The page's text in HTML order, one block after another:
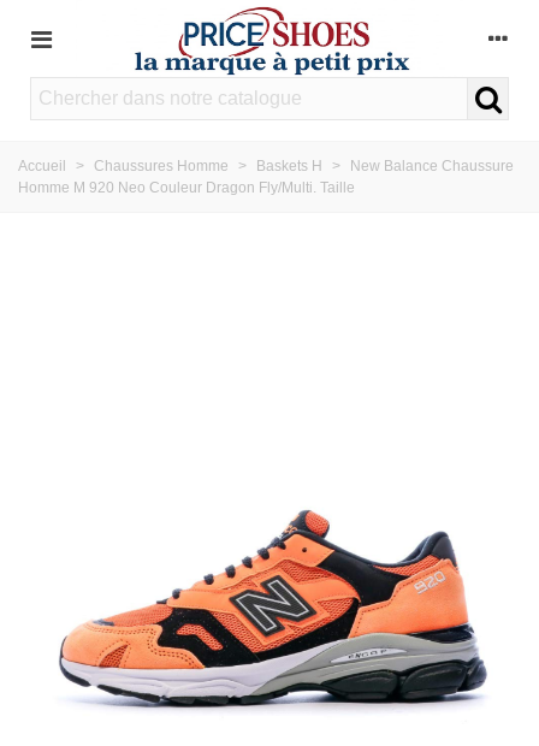
Accueil > Chaussures Homme > Baskets H >
New Balance Chaussure
Homme M 920 Neo Couleur Dragon Fly/Multi. Taille